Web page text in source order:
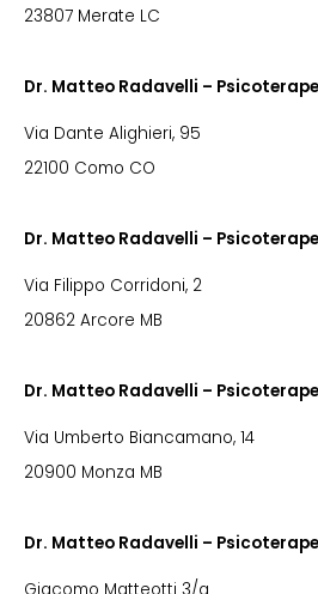
23807 Merate LC
Dr. Matteo Radavelli –
Via Dante Alighieri, 95
22100 Como CO
Dr. Matteo Radavelli –
Via Filippo Corridoni, 2
20862 Arcore MB
Dr. Matteo Radavelli –
Via Umberto Biancamano, 14
20900 Monza MB
Dr. Matteo Radavelli –